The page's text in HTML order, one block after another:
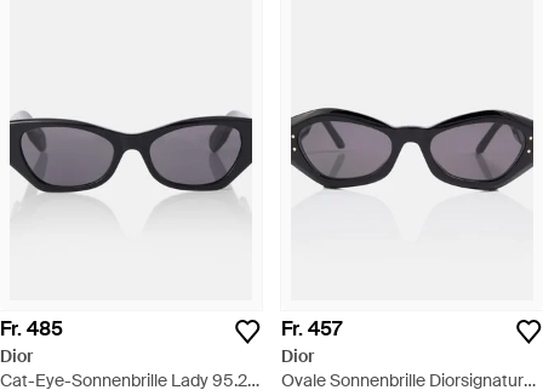
Fr. 485
Dior
Cat-Eye-Sonnenbrille Lady 95.22
Fr. 457
Dior
Ovale Sonnenbrille Diorsignature